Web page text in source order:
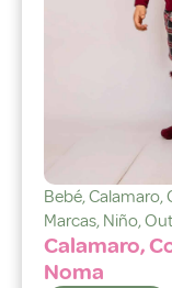
Bebé,Calamaro,
Marcas, Niño,
Calamaro,
Noma